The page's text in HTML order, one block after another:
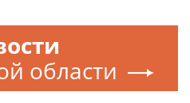
области